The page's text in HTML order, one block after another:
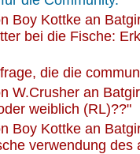
Boy Kottke an
bei die Fische:
die die
W.Crusher an
weiblich (RL)??"
Boy Kottke an
verwendung des